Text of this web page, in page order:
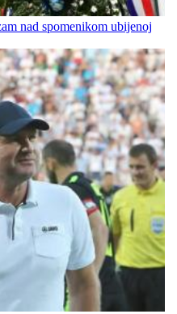
nad spomenikom ubijenoj